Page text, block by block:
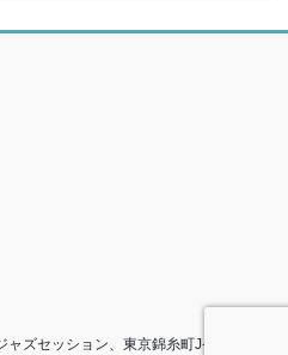
ズセッション、東京錦糸町J-flow